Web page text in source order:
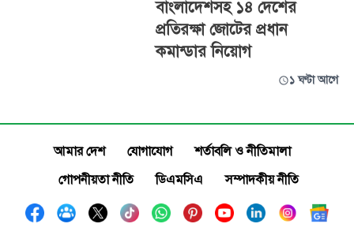
বাংলাদেশসহ ১৪ দেশের
প্রতিরক্ষা জোটের প্রধান
কমান্ডার নিয়োগ
১ ঘণ্টা আগে
আমার দেশ যোগাযোগ
শর্তাবলি ও নীতিমালা
গোপনীয়তা নীতি
ডিএমসিএ সম্পাদকীয় নীতি